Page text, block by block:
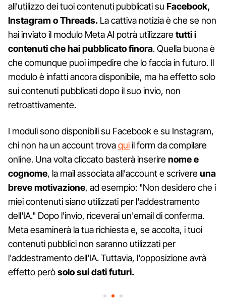
all'utilizzo dei tuoi contenuti pubblicati su Facebook,
Instagram o Threads. La cattiva notizia è che se non
hai inviato il modulo Meta AI potrà utilizzaretutti i
contenuti che hai pubblicato finora. Quella buona è
che comunque puoi impedire che lo faccia in futuro. Il
modulo è infatti ancora disponibile, ma ha effetto solo
sui contenuti pubblicati dopo il suo invio, non
retroattivamente.
I moduli sono disponibili su Facebook e su Instagram,
chi non ha un account trovaquiil form da compilare
online. Una volta cliccato basterà inserirenome e
cognome, la mail associata all'account e scrivereuna
breve motivazione, ad esempio: "Non desidero che i
miei contenuti siano utilizzati per l'addestramento
dell'IA." Dopo l'invio, riceverai un'email di conferma.
Meta esaminerà la tua richiesta e, se accolta, i tuoi
contenuti pubblici non saranno utilizzati per
l'addestramento dell'IA. Tuttavia, l'opposizione avrà
effetto peròsolo sui dati futuri.